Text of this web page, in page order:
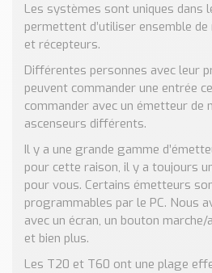
Les systèmes sont uniques dans
permettent d’utiliser ensemble
et récepteurs.
Différentes personnes avec leur
peuvent commander une entrée
commander avec un émetteur de
ascenseurs différents.
Il y a une grande gamme
pour cette raison, il y a toujours
pour vous. Certains émetteurs
programmables par le PC. Nous
avec un écran, un bouton
et bien plus.
Les T20 et T60 ont une plage